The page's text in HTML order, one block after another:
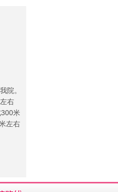
院。
右
米
左右